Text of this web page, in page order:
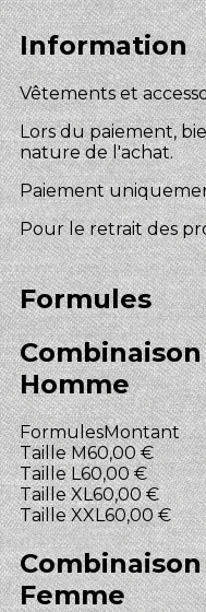
Information
Vêtements et
Lors du paiement,
nature de l'achat.
Paiement
Pour le retrait des
Formules
Homme
FormulesMontant
Taille M60,00 €
Taille L60,00 €
Taille XL60,00 €
Taille XXL60,00 €
Femme